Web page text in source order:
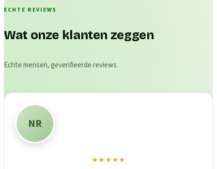
ECHTE REVIEWS
Wat onze klanten zeggen
Echte mensen, geverifieerde reviews.
NR
★★★★★